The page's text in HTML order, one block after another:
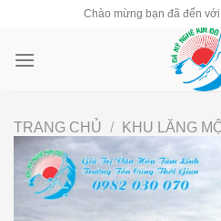
content
Chào mừng bạn đã đến
TRANG CHỦ / KHU LĂNG